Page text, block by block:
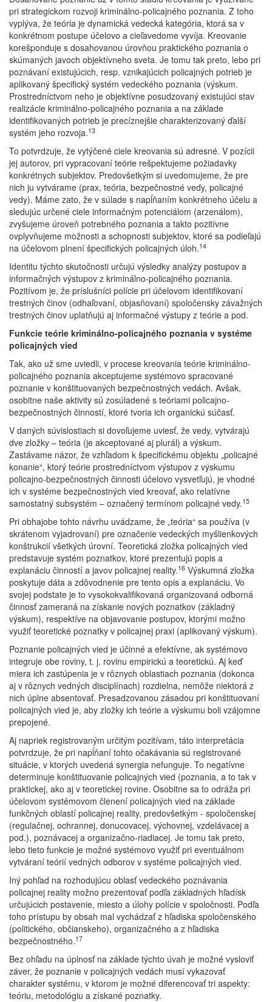
pri strategickom rozvoji kriminálno-policajného poznania. Z toho
vyplýva, že teória je dynamická vedecká kategória, ktorá sa v
konkrétnom postupe účelovo a cieľavedome vyvíja. Kreovanie
korešponduje s dosahovanou úrovňou praktického poznania o
skúmaných javoch objektívneho sveta. Je tomu tak preto, lebo pri
poznávaní existujúcich, resp. vznikajúcich policajných potrieb je
aplikovaný špecifický systém vedeckého poznania (výskum.
Prostredníctvom neho je objektívne posudzovaný existujúci stav
realizácie kriminálno-policajného poznania a na základe
identifikovaných potrieb je precíznejšie charakterizovaný ďalší
systém jeho rozvoja.13
To potvrdzuje, že vytýčené ciele kreovania sú adresné. V pozícii
jej autorov, pri vypracovaní teórie rešpektujeme požiadavky
konkrétnych subjektov. Predovšetkým si uvedomujeme, že pre
nich ju vytvárame (prax, teória, bezpečnostné vedy, policajné
vedy). Máme zato, že v súlade s napĺňaním konkrétneho účelu a
sledujúc určené ciele informačným potenciálom (arzenálom),
zvyšujeme úroveň potrebného poznania a takto pozitívne
ovplyvňujeme možnosti a schopnosti subjektov, ktoré sa podieľajú
na účelovom plnení špecifických policajných úloh.14
Identitu týchto skutočnosti určujú výsledky analýzy postupov a
informačných výstupov z kriminálno-policajného poznania.
Pozitívom je, že príslušníci polície pri účelovom identifikovaní
trestných činov (odhaľovaní, objasňovaní) spoločensky závažných
trestných činov uplatňujú aj informačné výstupy z teórie a pod.
Funkcie teórie kriminálno-policajného poznania v systéme
policajných vied
Tak, ako už sme uviedli, v procese kreovania teórie kriminálno-
policajného poznania akceptujeme systémovo spracované
poznanie v konštituovaných bezpečnostných vedách. Avšak,
osobitne naše aktivity sú zosúladené s teóriami policajno-
bezpečnostných činností, ktoré tvoria ich organickú súčasť.
V daných súvislostiach si dovoľujeme uviesť, že vedy, vytvárajú
dve zložky – teória (je akceptované aj plurál) a výskum.
Zastávame názor, že vzhľadom k špecifickému objektu „policajné
konanie“, ktorý teórie prostredníctvom výstupov z výskumu
policajno-bezpečnostných činnosti účelovo vysvetľujú, je vhodné
ich v systéme bezpečnostných vied kreovať, ako relatívne
samostatný subsystém – označený termínom policajné vedy.15
Pri obhajobe tohto návrhu uvádzame, že „teória“ sa používa (v
skrátenom vyjadrovaní) pre označenie vedeckých myšlienkových
konštrukcií všetkých úrovní. Teoretická zložka policajných vied
predstavuje systém poznatkov, ktoré prezentujú popis a
explanáciu činností a javov policajnej reality.16 Výskumná zložka
poskytuje dáta a zdôvodnenie pre tento opis a explanáciu. Vo
svojej podstate je to vysokokvalifikovaná organizovaná odborná
činnosť zameraná na získanie nových poznatkov (základný
výskum), respektíve na objavovanie postupov, ktorými možno
využiť teoretické poznatky v policajnej praxi (aplikovaný výskum).
Poznanie policajných vied je účinné a efektívne, ak systémovo
integruje obe roviny, t. j. rovinu empirickú a teoretickú. Aj keď
miera ich zastúpenia je v rôznych oblastiach poznania (dokonca
aj v rôznych vedných disciplínach) rozdielna, nemôže niektorá z
nich úplne absentovať. Presadzovanou zásadou pri konštituovaní
policajných vied je, aby zložky ich teórie a výskumu boli vzájomne
prepojené.
Aj napriek registrovaným určitým pozitívam, táto interpretácia
potvrdzuje, že pri napĺňaní tohto očakávania sú registrované
situácie, v ktorých uvedená synergia nefunguje. To negatívne
determinuje konštituovanie policajných vied (poznania, a to tak v
praktickej, ako aj v teoretickej rovine. Osobitne sa to odráža pri
účelovom systémovom členení policajných vied na základe
funkčných oblastí policajnej reality, predovšetkým - spoločenskej
(regulačnej, ochrannej, donucovacej, výchovnej, vzdelávacej a
pod.), poznávacej a organizačno-riadiacej. Je tomu tak preto,
lebo tieto funkcie je možné systémovo využiť pri eventuálnom
vytváraní teórií vedných odborov v systéme policajných vied.
Iný pohľad na rozhodujúcu oblasť vedeckého poznávania
policajnej reality možno prezentovať podľa základných hľadísk
určujúcich postavenie, miesto a úlohy polície v spoločnosti. Podľa
toho prístupu by obsah mal vychádzať z hľadiska spoločenského
(politického, občianskeho), organizačného a z hľadiska
bezpečnostného.17
Bez ohľadu na úplnosť na základe týchto úvah je možné vysloviť
záver, že poznanie v policajných vedách musí vykazovať
charakter systému, v ktorom je možné diferencovať tri aspekty:
teóriu, metodológiu a získané poznatky.